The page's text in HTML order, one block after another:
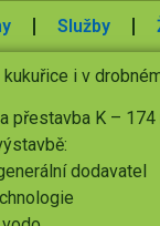
Služby
i v
přestavba K –
dodavatel